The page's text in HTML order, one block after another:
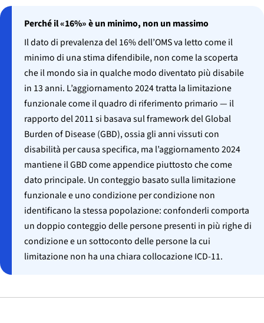
Perché il «16%» è un minimo, non un massimo
Il dato di prevalenza del 16% dell’OMS va letto come il
minimo di una stima difendibile, non come la scoperta
che il mondo sia in qualche modo diventato più disabile
in 13 anni. L’aggiornamento 2024 tratta la limitazione
funzionale come il quadro di riferimento primario — il
rapporto del 2011 si basava sul framework del Global
Burden of Disease (GBD), ossia gli anni vissuti con
disabilità per causa specifica, ma l’aggiornamento 2024
mantiene il GBD come appendice piuttosto che come
dato principale. Un conteggio basato sulla limitazione
funzionale e uno condizione per condizione non
identificano la stessa popolazione: confonderli comporta
un doppio conteggio delle persone presenti in più righe di
condizione e un sottoconto delle persone la cui
limitazione non ha una chiara collocazione ICD-11.